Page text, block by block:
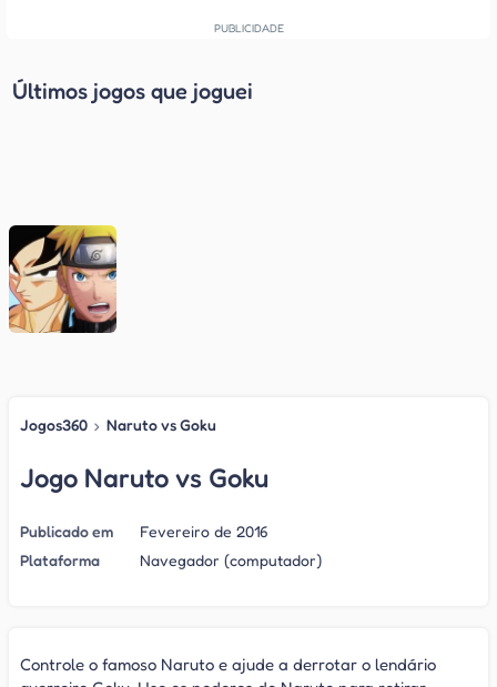
Últimos jogos que joguei
Jogos360 › Naruto vs Goku
Jogo Naruto vs Goku
Publicado em
Fevereiro de 2016
Plataforma
Navegador (computador)
Controle o famoso Naruto e ajude a derrotar o lendário